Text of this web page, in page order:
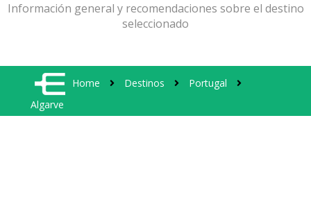
Información general y recomendaciones sobre el destino
seleccionado
Home Destinos
Portugal
Algarve